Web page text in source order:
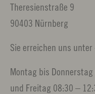
Theresienstraße 9
90403 Nürnberg
Sie erreichen uns
Montag bis
und Freitag 08:30 –